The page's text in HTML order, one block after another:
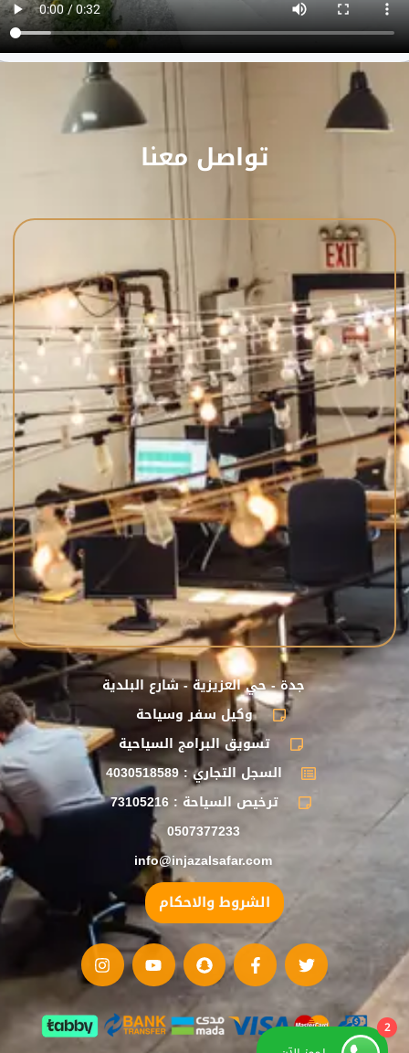
تواصل معنا
جدة - حي العزيزية - شارع البلدية
وكيل سفر وسياحة
تسويق البرامج السياحية
السجل التجاري : 4030518589
ترخيص السياحة : 73105216
0507377233
info@injazalsafar.com
الشروط والاحكام
2